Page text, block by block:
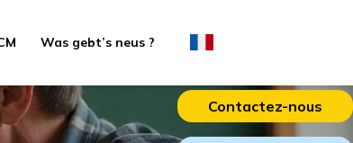
Was gebt’s neus ?
Contactez-nous